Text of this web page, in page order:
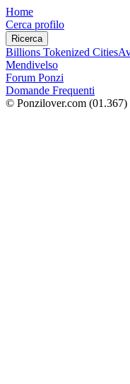
Home
Cerca profilo
Ricerca
Billions Tokenized Cities
Mendivelso
Forum Ponzi
Domande Frequenti
© Ponzilover.com (01.367)